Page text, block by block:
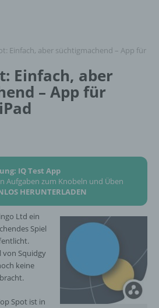
Einfach, aber süchtigmachend – App für
Einfach, aber
– App für
IQ Test App
Aufgaben zum Knobeln und Üben
HERUNTERLADEN
Ltd ein
Spiel
von Squidgy
keine
Spot ist in